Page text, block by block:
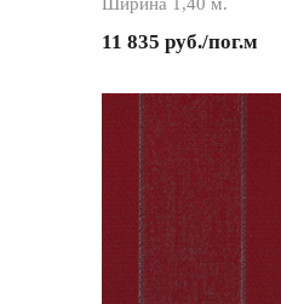
11 835 руб./пог.м